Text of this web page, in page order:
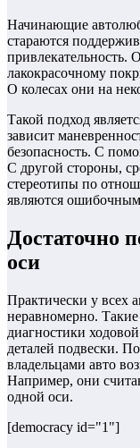
Начинающие
стараются
привлекательность.
лакокрасочному
О колесах они на
Такой подход
зависит
безопасность. С
С другой стороны,
стереотипы по
являются
Достаточно
оси
Практически у всех
неравномерно.
диагностики
деталей подвески.
владельцами авто
Например, они
одной оси.
[democracy id="1"]